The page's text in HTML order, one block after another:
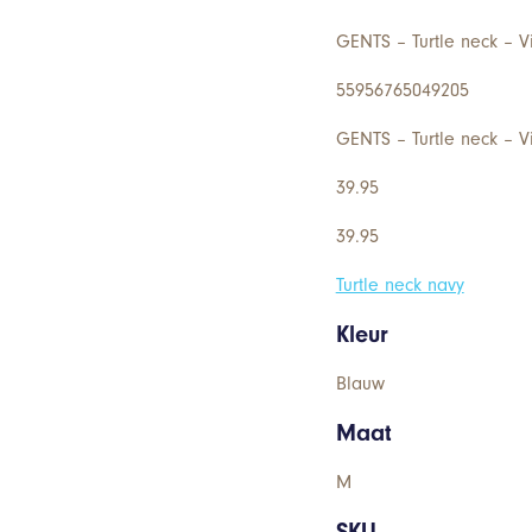
GENTS – Turtle neck –
55956765049205
GENTS – Turtle neck –
39.95
39.95
Turtle neck navy
Kleur
Blauw
Maat
M